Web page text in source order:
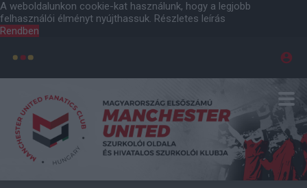
A weboldalunkon cookie-kat használunk, hogy a legjobb
felhasználói élményt nyújthassuk. Részletes leírás
Rendben